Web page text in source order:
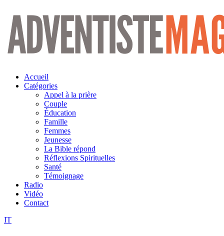
Aller
contenu
Accueil
Catégories
Appel à la prière
Couple
Éducation
Famille
Femmes
Jeunesse
La Bible répond
Réflexions Spirituelles
Santé
Témoignage
Radio
Vidéo
Contact
IT